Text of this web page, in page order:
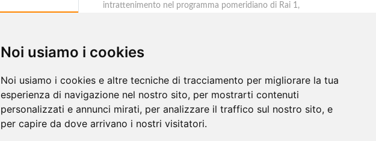
Noi usiamo i cookies
Noi usiamo i cookies e altre tecniche di tracciamento per migliorare la tua
esperienza di navigazione nel nostro sito, per mostrarti contenuti
personalizzati e annunci mirati, per analizzare il traffico sul nostro sito, e
per capire da dove arrivano i nostri visitatori.
intrattenimento nel programma pomeridiano di Rai 1,